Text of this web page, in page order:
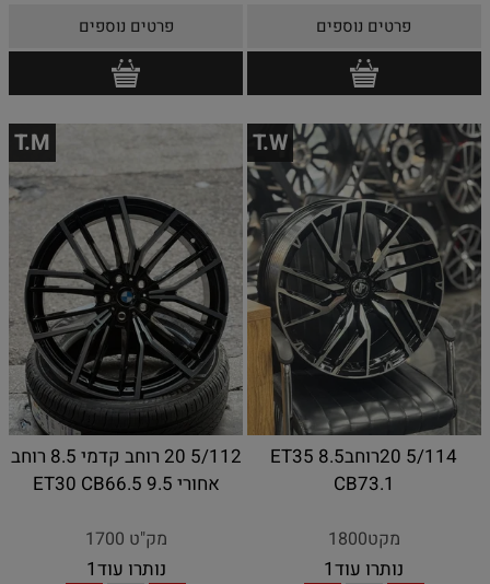
פרטים נוספים פרטים נוספים
T.W
5/114 20רוחב8.5 ET35
CB73.1
מקט1800
נותרו עוד1
T.M
5/112 20 רוחב קדמי 8.5 רוחב
אחורי 9.5 ET30 CB66.5
מק"ט 1700
נותרו עוד1